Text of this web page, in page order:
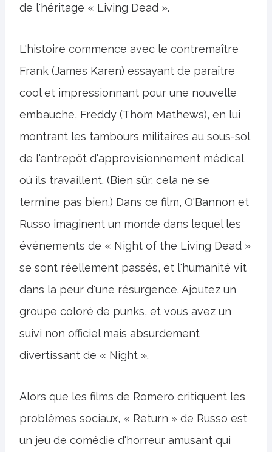
de l'héritage « Living Dead ».
L'histoire commence avec le contremaître
Frank (James Karen) essayant de paraître
cool et impressionnant pour une nouvelle
embauche, Freddy (Thom Mathews), en lui
montrant les tambours militaires au sous-sol
de l'entrepôt d'approvisionnement médical
où ils travaillent. (Bien sûr, cela ne se
termine pas bien.) Dans ce film, O'Bannon et
Russo imaginent un monde dans lequel les
événements de « Night of the Living Dead »
se sont réellement passés, et l'humanité vit
dans la peur d'une résurgence. Ajoutez un
groupe coloré de punks, et vous avez un
suivi non officiel mais absurdement
divertissant de « Night ».
Alors que les films de Romero critiquent les
problèmes sociaux, « Return » de Russo est
un jeu de comédie d'horreur amusant qui